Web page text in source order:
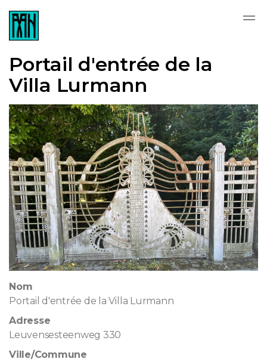
Portail d'entrée de la
Villa Lurmann
Nom
Portail d'entrée de la Villa Lurmann
Adresse
Leuvensesteenweg 330
Ville/Commune